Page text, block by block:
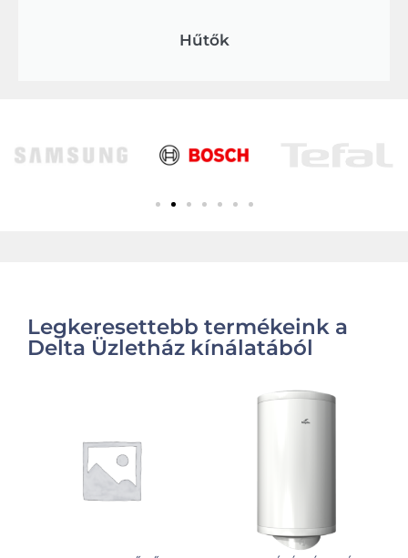
Hűtők
Legkeresettebb termékeink a
Delta Üzletház kínálatából